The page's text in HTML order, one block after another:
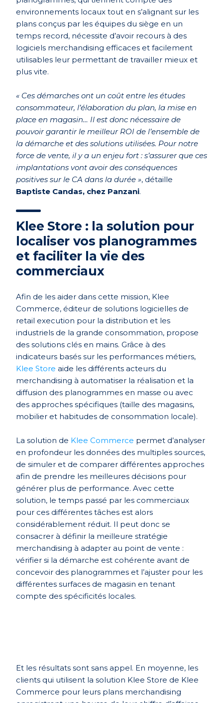
environnements locaux tout en s’alignant sur les
plans conçus par les équipes du siège en un
temps record, nécessite d’avoir recours à des
logiciels merchandising efficaces et facilement
utilisables leur permettant de travailler mieux et
plus vite.
« Ces démarches ont un coût entre les études
consommateur, l’élaboration du plan, la mise en
place en magasin… Il est donc nécessaire de
pouvoir garantir le meilleur ROI de l’ensemble de
la démarche et des solutions utilisées. Pour notre
force de vente, il y a un enjeu fort : s’assurer que ces
implantations vont avoir des conséquences
positives sur le CA dans la durée », détaille
Baptiste Candas, chez Panzani.
Klee Store : la solution pour
localiser vos planogrammes
et faciliter la vie des
commerciaux
Afin de les aider dans cette mission, Klee
Commerce, éditeur de solutions logicielles de
retail execution pour la distribution et les
industriels de la grande consommation, propose
des solutions clés en mains. Grâce à des
indicateurs basés sur les performances métiers,
Klee Store aide les différents acteurs du
merchandising à automatiser la réalisation et la
diffusion des planogrammes en masse ou avec
des approches spécifiques (taille des magasins,
mobilier et habitudes de consommation locale).
La solution de Klee Commerce permet d’analyser
en profondeur les données des multiples sources,
de simuler et de comparer différentes approches
afin de prendre les meilleures décisions pour
générer plus de performance. Avec cette
solution, le temps passé par les commerciaux
pour ces différentes tâches est alors
considérablement réduit. Il peut donc se
consacrer à définir la meilleure stratégie
merchandising à adapter au point de vente :
vérifier si la démarche est cohérente avant de
concevoir des planogrammes et l’ajuster pour les
différentes surfaces de magasin en tenant
compte des spécificités locales.
Et les résultats sont sans appel. En moyenne, les
clients qui utilisent la solution Klee Store de Klee
Commerce pour leurs plans merchandising